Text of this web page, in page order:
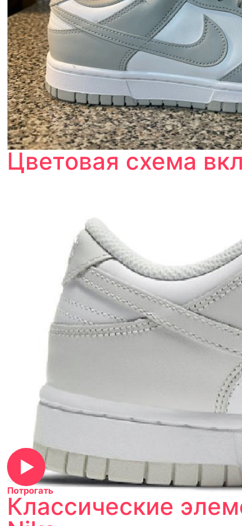
Цветовая схема
Потрогать
Классические